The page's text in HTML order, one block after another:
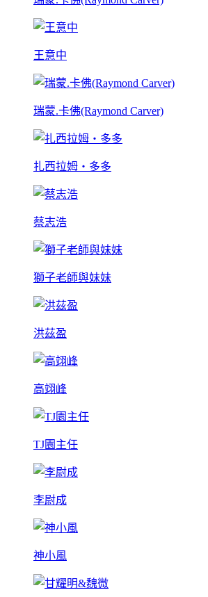
王意中
瑞蒙.卡佛(Raymond Carver)
扎西拉姆‧多多
蔡志浩
獅子老師與妹妹
洪茲盈
高翊峰
TJ園主任
李尉成
神小風